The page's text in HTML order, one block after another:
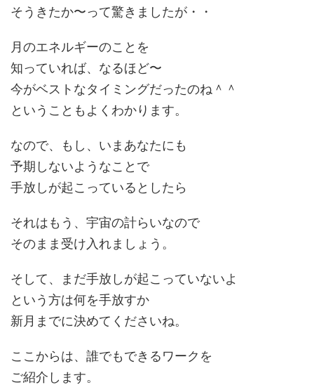
そうきたか〜って驚きましたが・・
月のエネルギーのことを
知っていれば、なるほど〜
今がベストなタイミングだったのね＾＾
ということもよくわかります。
なので、もし、いまあなたにも
予期しないようなことで
手放しが起こっているとしたら
それはもう、宇宙の計らいなので
そのまま受け入れましょう。
そして、まだ手放しが起こっていないよ
という方は何を手放すか
新月までに決めてくださいね。
ここからは、誰でもできるワークを
ご紹介します。